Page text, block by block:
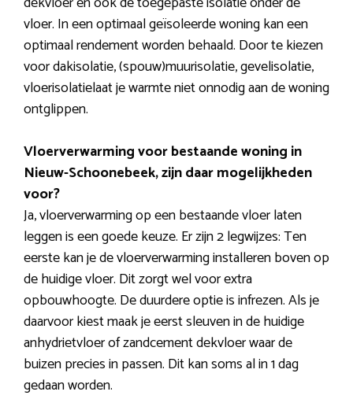
vloer. In een optimaal geïsoleerde woning kan een
optimaal rendement worden behaald. Door te kiezen
voor dakisolatie, (spouw)muurisolatie, gevelisolatie,
vloerisolatielaat je warmte niet onnodig aan de woning
ontglippen.
Vloerverwarming voor bestaande woning in
Nieuw-Schoonebeek, zijn daar mogelijkheden
voor?
Ja, vloerverwarming op een bestaande vloer laten
leggen is een goede keuze. Er zijn 2 legwijzes: Ten
eerste kan je de vloerverwarming installeren boven op
de huidige vloer. Dit zorgt wel voor extra
opbouwhoogte. De duurdere optie is infrezen. Als je
daarvoor kiest maak je eerst sleuven in de huidige
anhydrietvloer of zandcement dekvloer waar de
buizen precies in passen. Dit kan soms al in 1 dag
gedaan worden.